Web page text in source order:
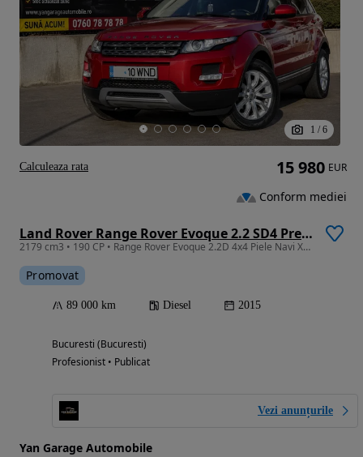
1 / 6
Land Rover Range Rover Evoque 2.2 SD4 Prestige
2179 cm3 • 190 CP • Range Rover Evoque 2.2D 4x4 Piele Navi Xenon Tva Deductibil
Promovat
89 000 km Diesel 2015
Bucuresti (Bucuresti)
Profesionist • Publicat
Vezi anunțurile
Yan Garage Automobile
15 980 EUR
Conform mediei
Calculeaza rata